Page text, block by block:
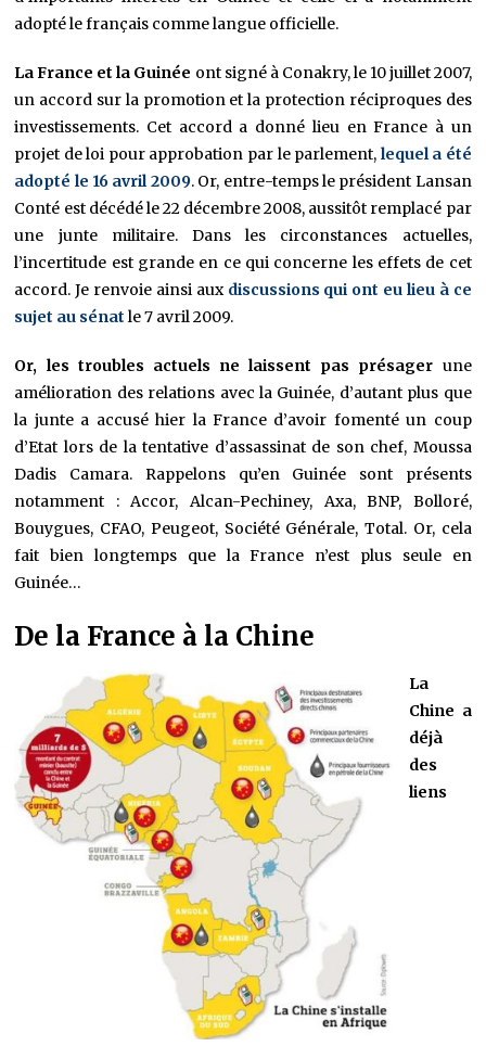
adopté le français comme langue officielle.
La France et la Guinée ont signé à Conakry, le 10 juillet 2007,
un accord sur la promotion et la protection réciproques des
investissements. Cet accord a donné lieu en France à un
projet de loi pour approbation par le parlement, lequel a été
adopté le 16 avril 2009. Or, entre-temps le président Lansan
Conté est décédé le 22 décembre 2008, aussitôt remplacé par
une junte militaire. Dans les circonstances actuelles,
l’incertitude est grande en ce qui concerne les effets de cet
accord. Je renvoie ainsi aux discussions qui ont eu lieu à ce
sujet au sénatle 7 avril 2009.
Or, les troubles actuels ne laissent pas présager une
amélioration des relations avec la Guinée, d’autant plus que
la junte a accusé hier la France d’avoir fomenté un coup
d’Etat lors de la tentative d’assassinat de son chef, Moussa
Dadis Camara. Rappelons qu’en Guinée sont présents
notamment : Accor, Alcan-Pechiney, Axa, BNP, Bolloré,
Bouygues, CFAO, Peugeot, Société Générale, Total. Or, cela
fait bien longtemps que la France n’est plus seule en
Guinée…
De la France à la Chine
La
Chine a
déjà
des
liens